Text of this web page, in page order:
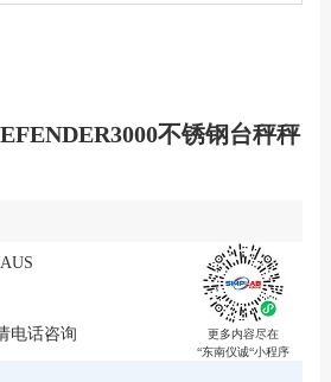
不锈钢台秤秤
更多内容尽在
“东南仪诚“小程序
电话咨询